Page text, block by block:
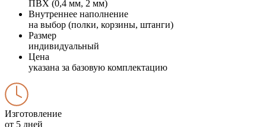
ПВХ (0,4 мм, 2 мм)
Внутреннее наполнение
на выбор (полки, корзины, штанги)
Размер
индивидуальный
Цена
указана за базовую комплектацию
Изготовление
от 5 дней